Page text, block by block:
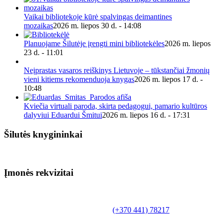
Vaikai bibliotekoje kūrė spalvingas deimantines
mozaikas2026 m. liepos 30 d. - 14:08
Planuojame Šilutėje įrengti mini bibliotekėles2026 m. liepos
23 d. - 11:01
Neįprastas vasaros reiškinys Lietuvoje – tūkstančiai žmonių
vieni kitiems rekomenduoja knygas2026 m. liepos 17 d. -
10:48
Kviečia virtuali paroda, skirta pedagogui, pamario kultūros
dalyviui Eduardui Šmitui2026 m. liepos 16 d. - 17:31
Šilutės knygininkai
Įmonės rekvizitai
(+370 441) 78217